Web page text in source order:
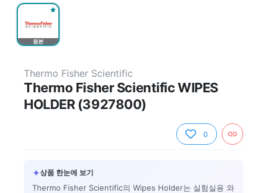
원본
Thermo Fisher Scientific
Thermo Fisher Scientific WIPES
HOLDER (3927800)
0
✦상품 한눈에 보기
Thermo Fisher Scientific의 Wipes Holder는 실험실용 와